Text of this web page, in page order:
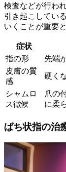
検査などが行わ
引き起こしてい
いくことが重要
症状
指の形
先端
皮膚の質
感
硬く
シャムロ
ス徴候
爪の
に柔
ばち状指の治